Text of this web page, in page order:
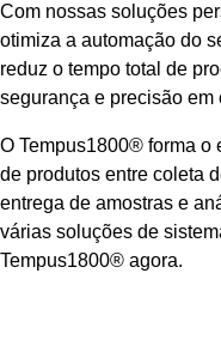
Com nossas soluções
otimiza a automação do
reduz o tempo total de
segurança e precisão em
O Tempus1800® forma o
de produtos entre coleta
entrega de amostras e
várias soluções de
Tempus1800® agora.